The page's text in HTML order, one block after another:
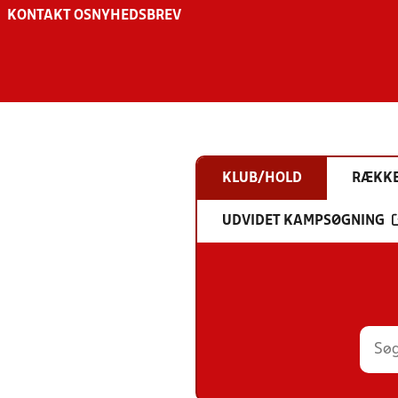
KONTAKT OS NYHEDSBREV
KLUB/HOLD
UDVIDET KAMPSØGNING